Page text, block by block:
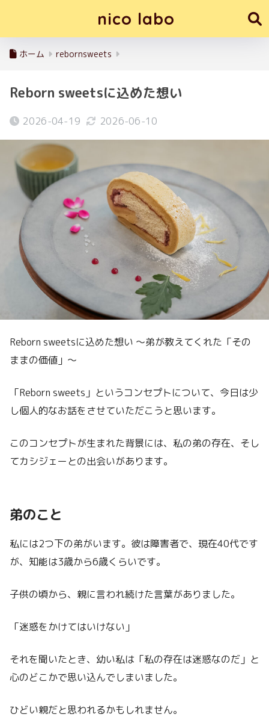
nico labo
ホーム rebornsweets
Reborn sweetsに込めた想い
2026-04-19 2026-06-10
Reborn sweetsに込めた想い ～弟が教えてくれた「その
ままの価値」～
「Reborn sweets」というコンセプトについて、今日は少
し個人的なお話をさせていただこうと思います。
このコンセプトが生まれた背景には、私の弟の存在、そし
てカシジェーとの出会いがあります。
弟のこと
私には2つ下の弟がいます。彼は障害者で、現在40代です
が、知能は3歳から6歳くらいです。
子供の頃から、親に言われ続けた言葉がありました。
「迷惑をかけてはいけない」
それを聞いたとき、幼い私は「私の存在は迷惑なのだ」と
心のどこかで思い込んでしまいました。
ひどい親だと思われるかもしれません。